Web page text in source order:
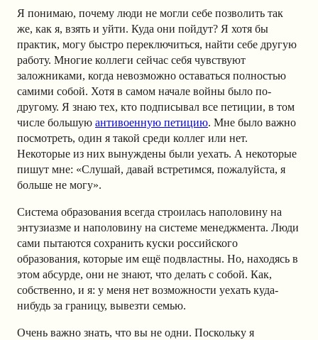
Я понимаю, почему люди не могли себе позволить так
же, как я, взять и уйти. Куда они пойдут? Я хотя бы
практик, могу быстро переключиться, найти себе другую
работу. Многие коллеги сейчас себя чувствуют
заложниками, когда невозможно оставаться полностью
самими собой. Хотя в самом начале войны было по-
другому. Я знаю тех, кто подписывал все петиции, в том
числе большую антивоенную петицию. Мне было важно
посмотреть, один я такой среди коллег или нет.
Некоторые из них вынуждены были уехать. А некоторые
пишут мне: «Слушай, давай встретимся, пожалуйста, я
больше не могу».
Система образования всегда строилась наполовину на
энтузиазме и наполовину на системе менеджмента. Люди
сами пытаются сохранить куски российского
образования, которые им ещё подвластны. Но, находясь в
этом абсурде, они не знают, что делать с собой. Как,
собственно, и я: у меня нет возможности уехать куда-
нибудь за границу, вывезти семью.
Очень важно знать, что вы не одни. Поскольку я